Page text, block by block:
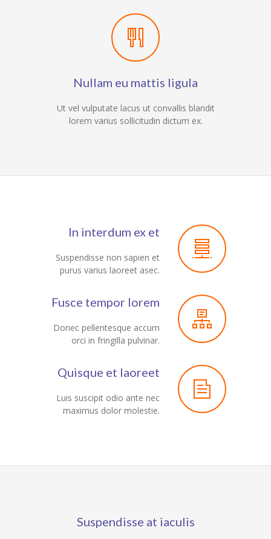
Nullam eu mattis ligula
Ut vel vulputate lacus ut convallis blandit
lorem varius sollicitudin dictum ex.
In interdum ex et
Suspendisse non sapien et
purus varius laoreet asec.
Fusce tempor lorem
Donec pellentesque accum
orci in fringilla pulvinar.
Quisque et laoreet
Luis suscipit odio ante nec
maximus dolor molestie.
Suspendisse at iaculis